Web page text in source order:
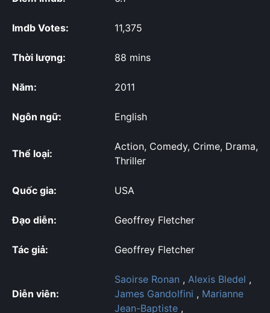
Imdb Votes: 11,375
Thời lượng: 88 mins
Năm: 2011
Ngôn ngữ: English
Thể loại:
Action, Comedy, Crime, Drama,
Thriller
Quốc gia: USA
Đạo diễn: Geoffrey Fletcher
Tác giả: Geoffrey Fletcher
Diễn viên:
Saoirse Ronan , Alexis Bledel ,
James Gandolfini , Marianne
Jean-Baptiste ,